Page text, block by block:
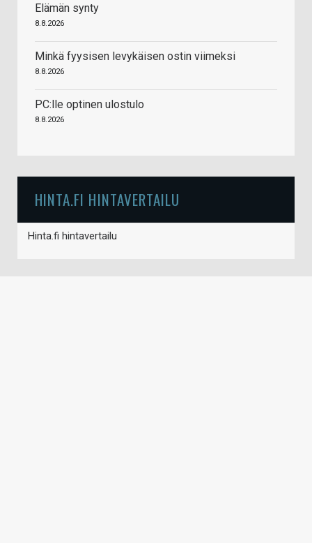
Elämän synty
8.8.2026
Minkä fyysisen levykäisen ostin viimeksi
8.8.2026
PC:lle optinen ulostulo
8.8.2026
HINTA.FI HINTAVERTAILU
Hinta.fi hintavertailu